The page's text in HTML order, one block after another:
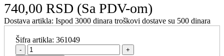
740,00 RSD (Sa PDV-om)
Dostava artikla: Ispod 3000 dinara troškovi dostave su 500 dinara
Šifra artikla:361049
-
+